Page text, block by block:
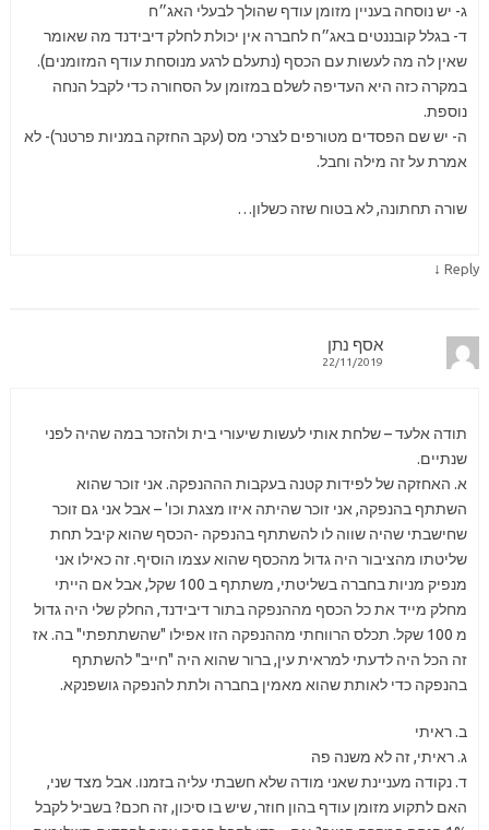
ג- יש נוסחה בעניין מזומן עודף שהולך לבעלי האג״ח
ד- בגלל קובננטים באג״ח לחברה אין יכולת לחלק דיבידנד מה שאומר
שאין לה מה לעשות עם הכסף (נתעלם לרגע מנוסחת עודף המזומנים).
במקרה כזה היא העדיפה לשלם במזומן על הסחורה כדי לקבל הנחה
נוספת.
ה- יש שם הפסדים מטורפים לצרכי מס (עקב החזקה במניות פרטנר)- לא
אמרת על זה מילה וחבל.
שורה תחתונה, לא בטוח שזה כשלון…
Reply
↓
אסף נתן
22/11/2019
תודה אלעד – שלחת אותי לעשות שיעורי בית ולהזכר במה שהיה לפני
שנתיים.
א. האחזקה של לפידות קטנה בעקבות הההנפקה. אני זוכר שהוא
השתתף בהנפקה, אני זוכר שהיתה איזו מצגת וכו' – אבל אני גם זוכר
שחישבתי שהיה שווה לו להשתתף בהנפקה -הכסף שהוא קיבל תחת
שליטתו מהציבור היה גדול מהכסף שהוא עצמו הוסיף. זה כאילו אני
מנפיק מניות בחברה בשליטתי, משתתף ב 100 שקל, אבל אם הייתי
מחלק מייד את כל הכסף מההנפקה בתור דיבידנד, החלק שלי היה גדול
מ 100 שקל. תכלס הרווחתי מההנפקה הזו אפילו "שהשתתפתי" בה. אז
זה הכל היה לדעתי למראית עין, ברור שהוא היה "חייב" להשתתף
בהנפקה כדי לאותת שהוא מאמין בחברה ולתת להנפקה גושפנקא.
ב. ראיתי
ג. ראיתי, זה לא משנה פה
ד. נקודה מעניינת שאני מודה שלא חשבתי עליה בזמנו. אבל מצד שני,
האם לתקוע מזומן עודף בהון חוזר, שיש בו סיכון, זה חכם? בשביל לקבל